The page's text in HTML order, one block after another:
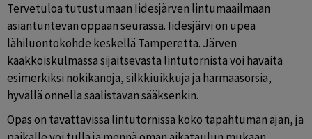
Tervetuloa tutustumaan Iidesjärven lintumaailmaan
asiantuntevan oppaan seurassa. Iidesjärvi on upea
lähiluontokohde keskellä Tamperetta. Järven
kaakkoiskulmassa sijaitsevasta lintutornista voi havaita
esimerkiksi nokikanoja, silkkiuikkuja ja harmaasorsia,
hyvällä onnella saalistavan sääksenkin.
Opas on tavattavissa lintutornissa koko tapahtuman ajan, ja